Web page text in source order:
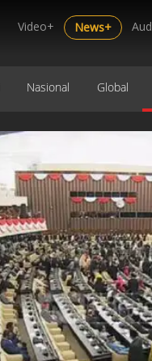
Video+ News+
Nasional Global